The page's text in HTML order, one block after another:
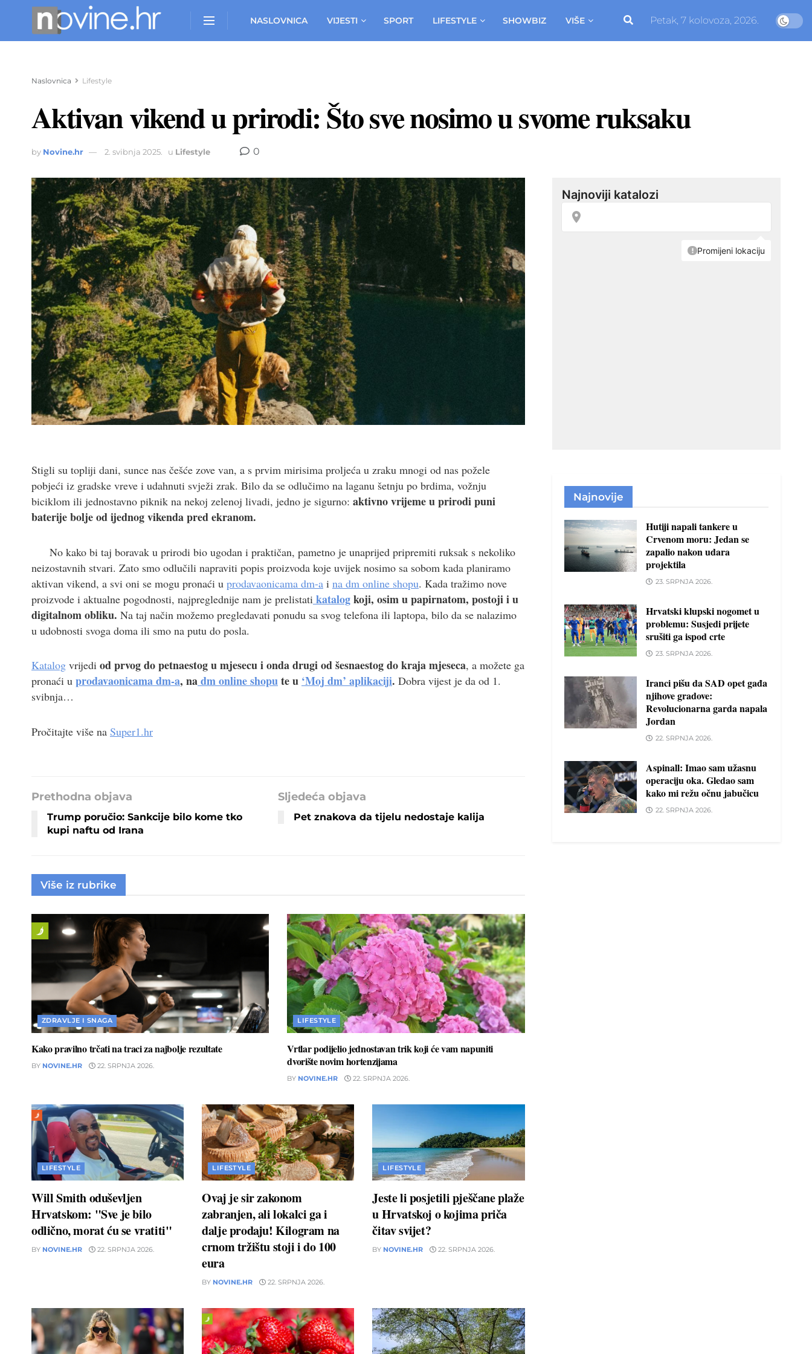
NASLOVNICA VIJESTI SPORT LIFESTYLE SHOWBIZ VIŠE Petak, 7 kolovoza, 2026.
Naslovnica Lifestyle
Aktivan vikend u prirodi: Što sve nosimo u svome ruksaku
by Novine.hr 2. svibnja 2025. u Lifestyle 0
Stigli su topliji dani, sunce nas češće zove van, a s prvim mirisima proljeća u zraku mnogi od nas požele
pobjeći iz gradske vreve i udahnuti svježi zrak. Bilo da se odlučimo na laganu šetnju po brdima, vožnju
biciklom ili jednostavno piknik na nekoj zelenoj livadi, jedno je sigurno: aktivno vrijeme u prirodi puni
baterije bolje od ijednog vikenda pred ekranom.
No kako bi taj boravak u prirodi bio ugodan i praktičan, pametno je unaprijed pripremiti ruksak s nekoliko
neizostavnih stvari. Zato smo odlučili napraviti popis proizvoda koje uvijek nosimo sa sobom kada planiramo
aktivan vikend, a svi oni se mogu pronaći u prodavaonicama dm-a i na dm online shopu. Kada tražimo nove
proizvode i aktualne pogodnosti, najpreglednije nam je prelistati katalogkoji, osim u papirnatom, postoji i u
digitalnom obliku. Na taj način možemo pregledavati ponudu sa svog telefona ili laptopa, bilo da se nalazimo
u udobnosti svoga doma ili smo na putu do posla.
Katalog vrijedi od prvog do petnaestog u mjesecu i onda drugi od šesnaestog do kraja mjeseca, a možete ga
pronaći u prodavaonicama dm-a, nadm online shopute u ‘Moj dm’ aplikaciji. Dobra vijest je da od 1.
svibnja…
Pročitajte više na Super1.hr
Prethodna objava
Trump poručio: Sankcije bilo kome tko
kupi naftu od Irana
Sljedeća objava
Pet znakova da tijelu nedostaje kalija
Više iz rubrike
ZDRAVLJE I SNAGA
Kako pravilno trčati na traci za najbolje rezultate
BY NOVINE.HR 22. SRPNJA 2026.
LIFESTYLE
Vrtlar podijelio jednostavan trik koji će vam napuniti
dvorište novim hortenzijama
BY NOVINE.HR 22. SRPNJA 2026.
LIFESTYLE
Will Smith oduševljen
Hrvatskom: "Sve je bilo
odlično, morat ću se vratiti"
BY NOVINE.HR 22. SRPNJA 2026.
LIFESTYLE
Ovaj je sir zakonom
zabranjen, ali lokalci ga i
dalje prodaju! Kilogram na
crnom tržištu stoji i do 100
eura
BY NOVINE.HR 22. SRPNJA 2026.
LIFESTYLE
Jeste li posjetili pješčane plaže
u Hrvatskoj o kojima priča
čitav svijet?
BY NOVINE.HR 22. SRPNJA 2026.
Najnovije
Hutiji napali tankere u
Crvenom moru: Jedan se
zapalio nakon udara
projektila
23. SRPNJA 2026.
Hrvatski klupski nogomet u
problemu: Susjedi prijete
srušiti ga ispod crte
23. SRPNJA 2026.
Iranci pišu da SAD opet gađa
njihove gradove:
Revolucionarna garda napala
Jordan
22. SRPNJA 2026.
Aspinall: Imao sam užasnu
operaciju oka. Gledao sam
kako mi režu očnu jabučicu
22. SRPNJA 2026.